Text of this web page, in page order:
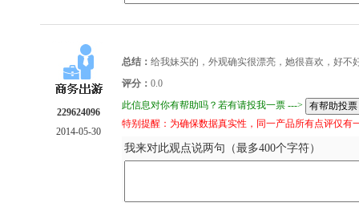
229624096
2014-05-30
总结： 给我妹买的，外观确实很漂亮，她很喜欢，好不
评分： 0.0
此信息对你有帮助吗？若有请投我一票 --->
特别提醒：为确保数据真实性，同一产品所有点评仅有
我来对此观点说两句（最多400个字符）